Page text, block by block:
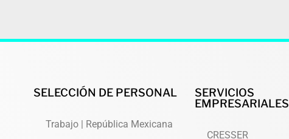
SELECCIÓN DE PERSONAL
Trabajo | República Mexicana
SERVICIOS
EMPRESARIALES
CRESSER